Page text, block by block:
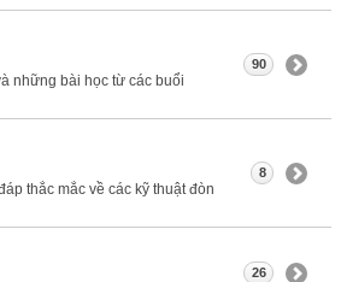
những bài học từ các buổi
90
thắc mắc về các kỹ thuật đòn
8
26